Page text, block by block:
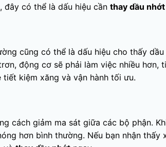
có thể là dấu hiệu cần thay dầu
cũng có thể là dấu hiệu cho thấy
động cơ sẽ phải làm việc nhiều hơn,
kiệm xăng và vận hành tối ưu.
cách giảm ma sát giữa các bộ phận.
hơn bình thường. Nếu bạn nhận thấy